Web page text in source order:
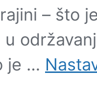
– što
je …